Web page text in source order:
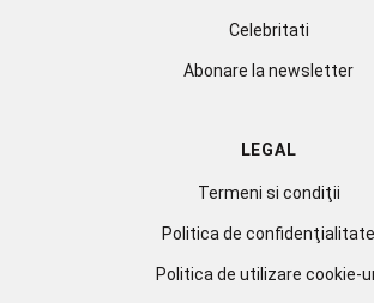
Celebritati
Abonare la newsletter
LEGAL
Termeni si condiţii
Politica de confidenţialitate
Politica de utilizare cookie-